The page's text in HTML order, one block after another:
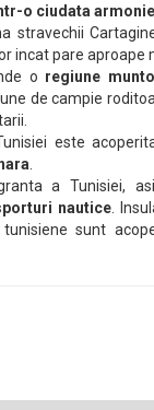
o ciudata
stravechii
incat pare aproape
o regiune
de campie
este
.
a Tunisiei,
nautice.
sunt